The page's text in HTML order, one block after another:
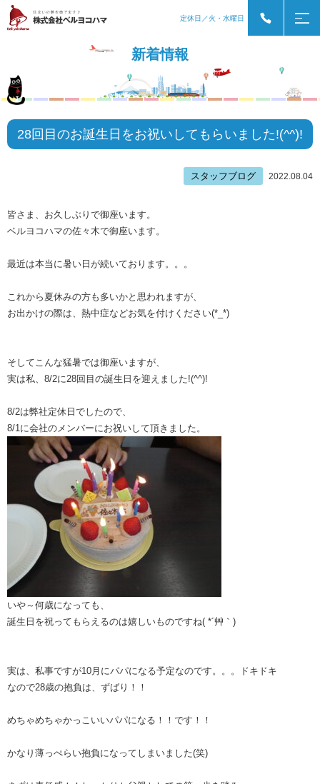
定休日／火・水曜日
新着情報
28回目のお誕生日をお祝いしてもらいました!(^^)!
スタッフブログ 2022.08.04
皆さま、お久しぶりで御座います。
ベルヨコハマの佐々木で御座います。
最近は本当に暑い日が続いております。。。
これから夏休みの方も多いかと思われますが、
お出かけの際は、熱中症などお気を付けください(*_*)
そしてこんな猛暑では御座いますが、
実は私、8/2に28回目の誕生日を迎えました!(^^)!
8/2は弊社定休日でしたので、
8/1に会社のメンバーにお祝いして頂きました。
いや～何歳になっても、
誕生日を祝ってもらえるのは嬉しいものですね( *´艸｀)
実は、私事ですが10月にパパになる予定なのです。。。ドキドキ
なので28歳の抱負は、ずばり！！
めちゃめちゃかっこいいパパになる！！です！！
かなり薄っぺらい抱負になってしまいました(笑)